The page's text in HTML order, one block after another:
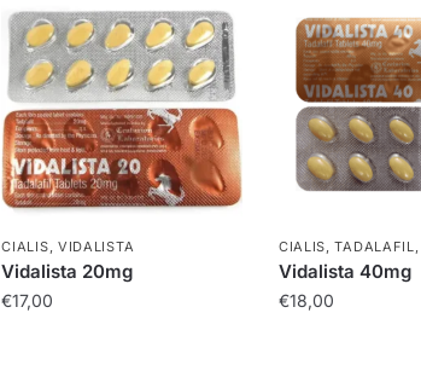
CIALIS VIDALISTA
Vidalista 20mg
€17,00
CIALIS ,TADALAFIL
Vidalista 40mg
€18,00